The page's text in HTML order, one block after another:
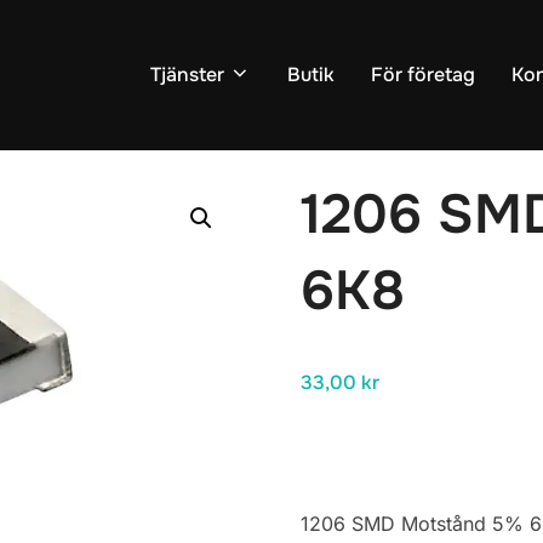
Tjänster Butik För företag
1206
6K8
33,00 kr
1206 SMD Motstånd 5%